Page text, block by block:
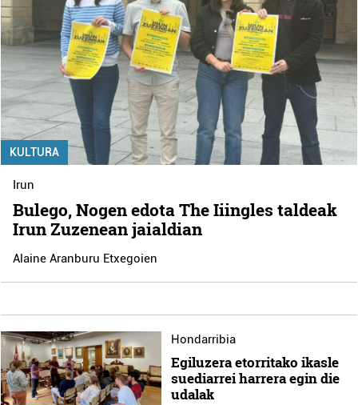
KULTURA
Irun
Bulego, Nogen edota The Iiingles taldeak
Irun Zuzenean jaialdian
Alaine Aranburu Etxegoien
Hondarribia
Egiluzera etorritako ikasle
suediarrei harrera egin die
udalak